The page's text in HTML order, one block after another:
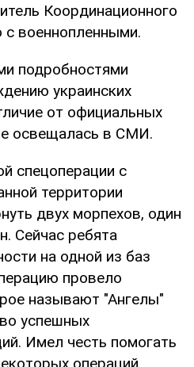
Координационного
военнопленными.
подробностями
украинских
от официальных
освещалась в СМИ.
спецоперации с
территории
двух морпехов, один
Сейчас ребята
на одной из баз
провело
называют "Ангелы"
успешных
Имел честь помогать
операций